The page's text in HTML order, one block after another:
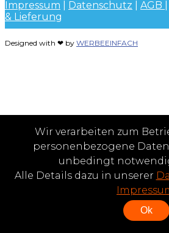
Impressum Datenschutz AGB
& Lieferung
Designed with ❤ by WERBEEINFACH
Wir verarbeiten zum
personenbezogene
unbedingt
Alle Details dazu in unserer
Ok